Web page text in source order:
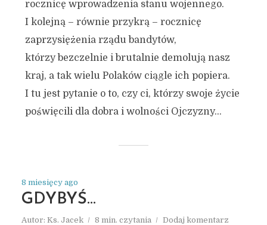
rocznicę wprowadzenia stanu wojennego.
I kolejną – równie przykrą – rocznicę
zaprzysiężenia rządu bandytów,
którzy bezczelnie i brutalnie demolują nasz
kraj, a tak wielu Polaków ciągle ich popiera.
I tu jest pytanie o to, czy ci, którzy swoje życie
poświęcili dla dobra i wolności Ojczyzny...
8 miesięcy ago
GDYBYŚ…
Autor: Ks. Jacek 8 min. czytania Dodaj komentarz